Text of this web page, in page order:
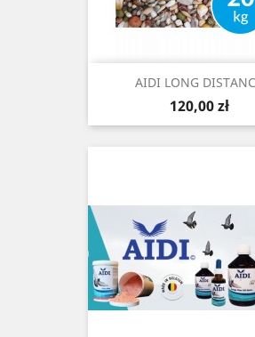
AIDI LONG
Cena
120,00 zł